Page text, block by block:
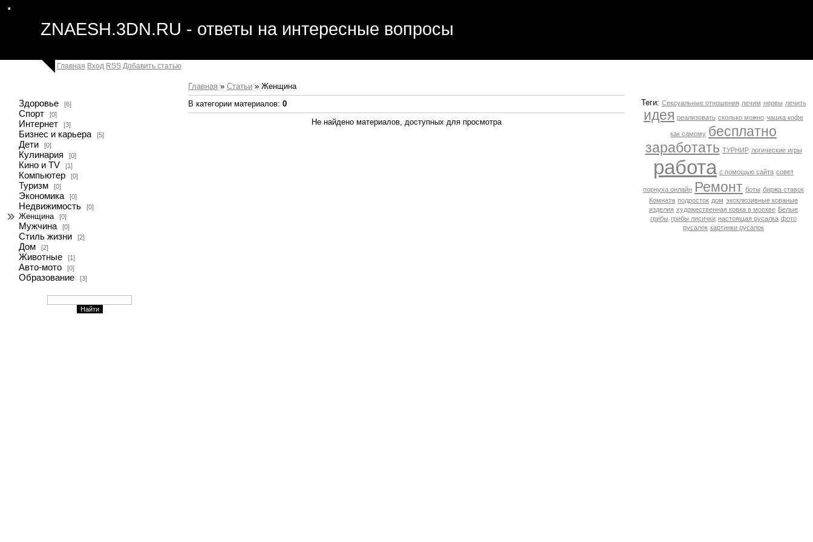
ZNAESH.3DN.RU - ответы на интересные вопросы
Главная Вход RSS Добавить статью
Здоровье [6]
Спорт [0]
Интернет [3]
Бизнес и карьера [5]
Дети [0]
Кулинария [0]
Кино и TV [1]
Компьютер [0]
Туризм [0]
Экономика [0]
Недвижимость [0]
Женщина [0]
Мужчина [0]
Стиль жизни [2]
Дом [2]
Животные [1]
Авто-мото [0]
Образование [3]
Главная » Статьи » Женщина
В категории материалов: 0
Не найдено материалов, доступных для просмотра
Теги: Сексуальные отношения лечим нервы лечить
идея реализовать сколько можно чашка кофе
как самому бесплатно
заработать ТУРНИР логические игры
работа с помощью сайта совет
порнуха онлайн Ремонт боты биржа ставок
Комната подросток дом эксклюзивные кованые
изделия художественная ковка в москве Белые
грибы грибы лисички настоящая русалка фото
русалок картинки русалок